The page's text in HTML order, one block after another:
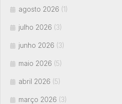
agosto 2026 (1)
julho 2026 (3)
junho 2026 (3)
maio 2026 (5)
abril 2026 (5)
março 2026 (3)